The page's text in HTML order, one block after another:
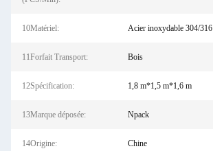
10Matériel: Acier inoxydable 304/316
11Forfait Transport: Bois
12Spécification: 1,8 m*1,5 m*1,6 m
13Marque déposée: Npack
14Origine: Chine